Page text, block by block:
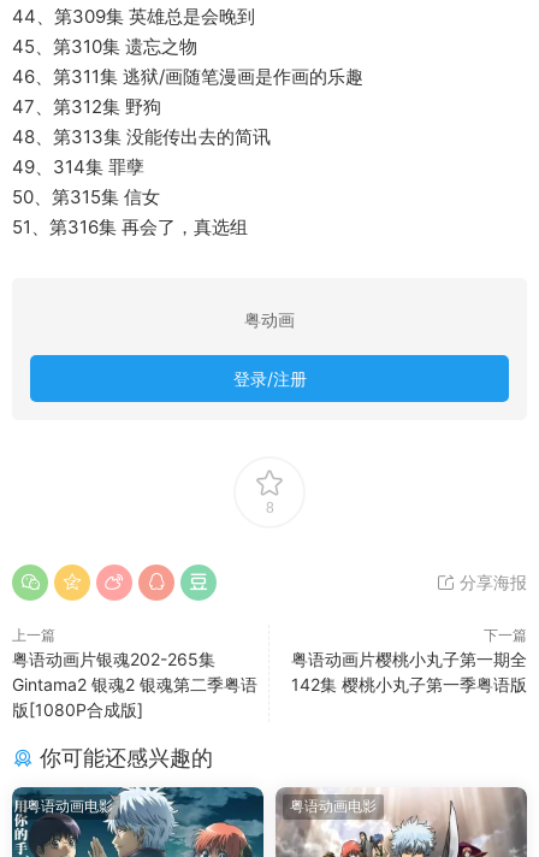
44、第309集 英雄总是会晚到
45、第310集 遗忘之物
46、第311集 逃狱/画随笔漫画是作画的乐趣
47、第312集 野狗
48、第313集 没能传出去的简讯
49、314集 罪孽
50、第315集 信女
51、第316集 再会了，真选组
粤动画
登录/注册
8
分享海报
上一篇
粤语动画片银魂202-265集
Gintama2 银魂2 银魂第二季粤语
版[1080P合成版]
下一篇
粤语动画片樱桃小丸子第一期全
142集 樱桃小丸子第一季粤语版
你可能还感兴趣的
粤语动画电影 粤语动画电影